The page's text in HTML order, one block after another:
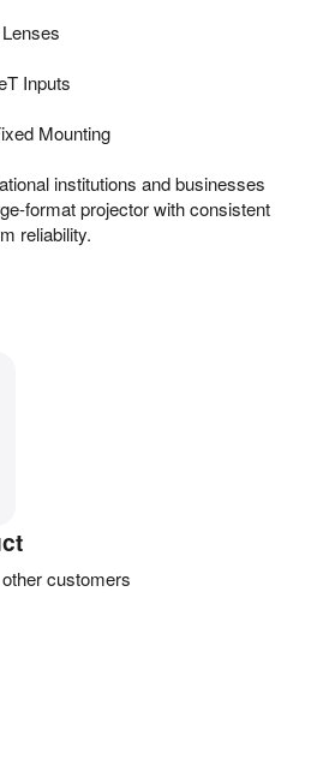
Inputs
Mounting
institutions and businesses
format projector with consistent
reliability.
customers